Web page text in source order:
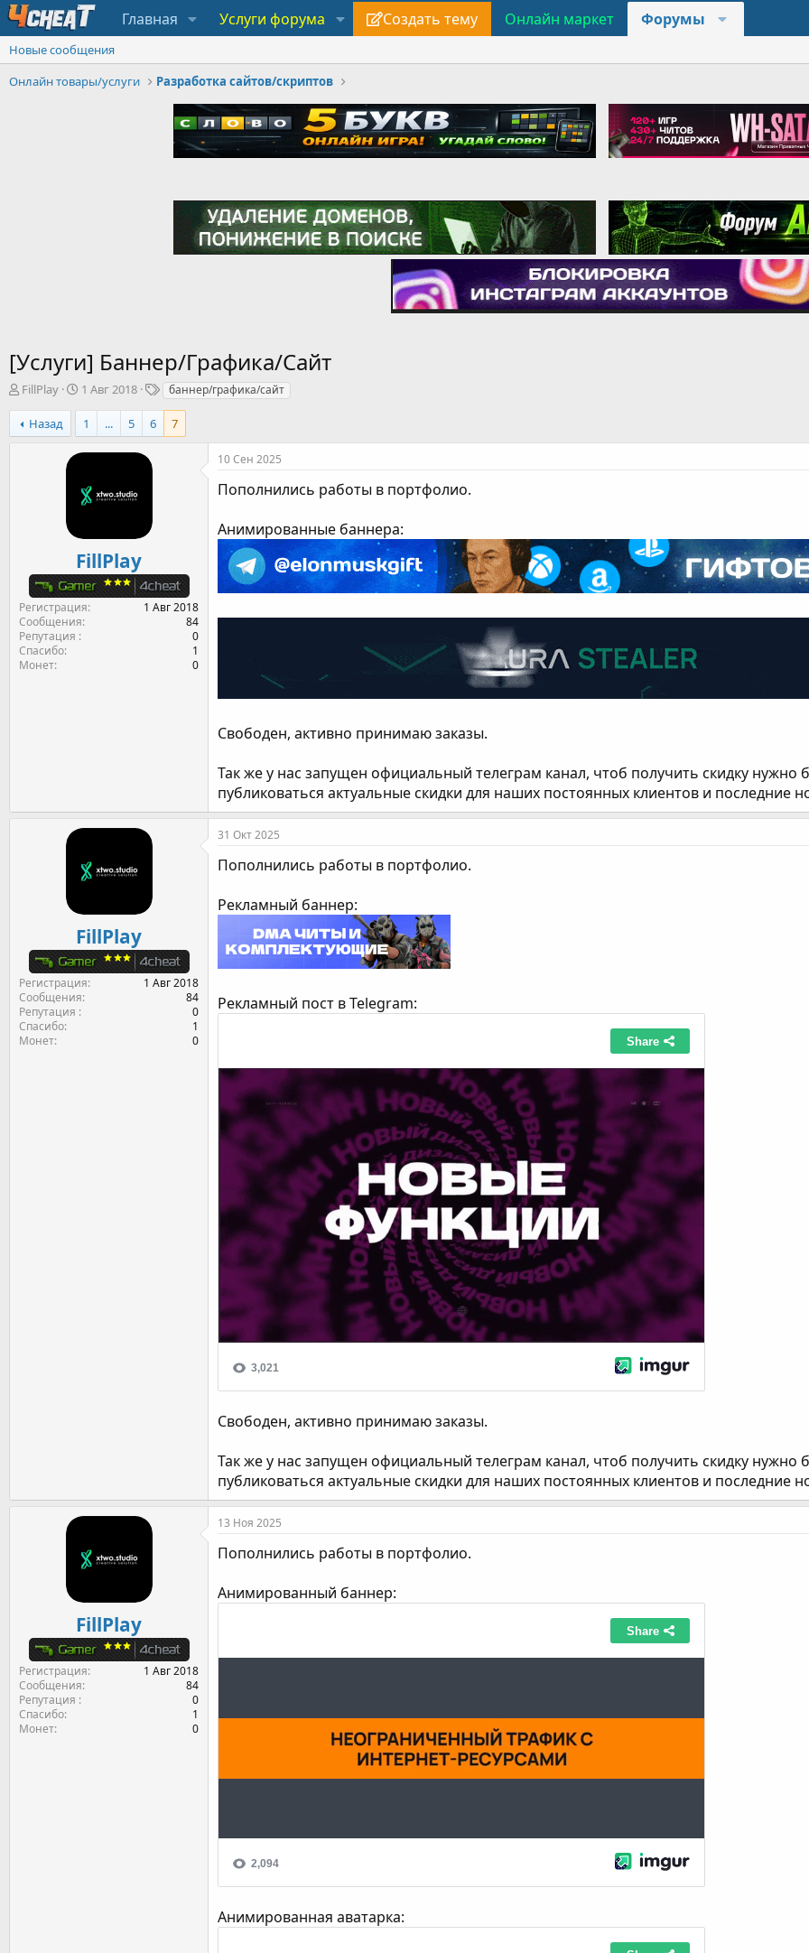
Главная Услуги форума Создать тему Онлайн маркет Форумы
Новые сообщения
Онлайн товары/услуги
Разработка сайтов/скриптов
[Услуги] Баннер/Графика/Сайт
А
т
о
FillPlay
Д
т
а
н
ч
а
а
1 Авг 2018
Т
и
баннер/графика/сайт
Назад 1 ... 5 6 7
FillPlay
Регистрация
1 Авг 2018
Сообщения
84
Репутация
0
Спасибо
1
Монет
0
10 Сен 2025
Пополнились работы в портфолио.
Анимированные баннера:
Свободен, активно принимаю заказы.
Так же у нас запущен официальный телеграм канал, чтоб получить скидку
публиковаться актуальные скидки для наших постоянных клиентов и последние
FillPlay
Регистрация
1 Авг 2018
Сообщения
84
Репутация
0
Спасибо
1
Монет
0
31 Окт 2025
Пополнились работы в портфолио.
Рекламный баннер:
Рекламный пост в Telegram:
Свободен, активно принимаю заказы.
Так же у нас запущен официальный телеграм канал, чтоб получить скидку
публиковаться актуальные скидки для наших постоянных клиентов и последние
FillPlay
Регистрация
1 Авг 2018
Сообщения
84
Репутация
0
Спасибо
1
Монет
0
13 Ноя 2025
Пополнились работы в портфолио.
Анимированный баннер:
Анимированная аватарка: